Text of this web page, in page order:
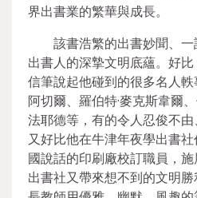
界出書業的繁華與成長。
該書浩繁的出書妙聞、
出書人的深摯文明底蘊。好
信筆說起他碰到的很多名人
阿切爾、羅伯特·麥克斯韋爾
法耶德等，有的令人忍俊不由
又好比他在牛津年夜學出書
國說話的印刷廠校訂職員，
出書社又帶來想不到的文明